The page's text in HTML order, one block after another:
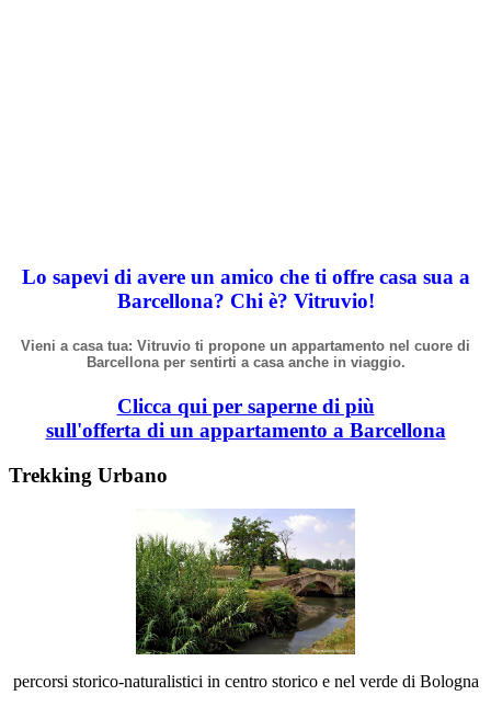
Lo sapevi di avere un amico che ti offre casa sua a
Barcellona? Chi è? Vitruvio!
Vieni a casa tua: Vitruvio ti propone un appartamento nel cuore di
Barcellona per sentirti a casa anche in viaggio.
Clicca qui per saperne di più
sull'offerta di un appartamento a Barcellona
Trekking Urbano
percorsi storico-naturalistici in centro storico e nel verde di Bologna